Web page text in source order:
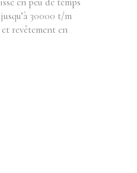
30000 t/m
revêtement en